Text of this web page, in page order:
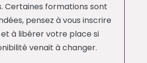
Certaines formations sont
pensez à vous inscrire
à libérer votre place si
venait à changer.